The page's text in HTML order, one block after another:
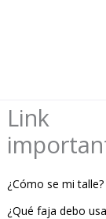
Link
¿Cómo se mi talle?
¿Qué faja debo